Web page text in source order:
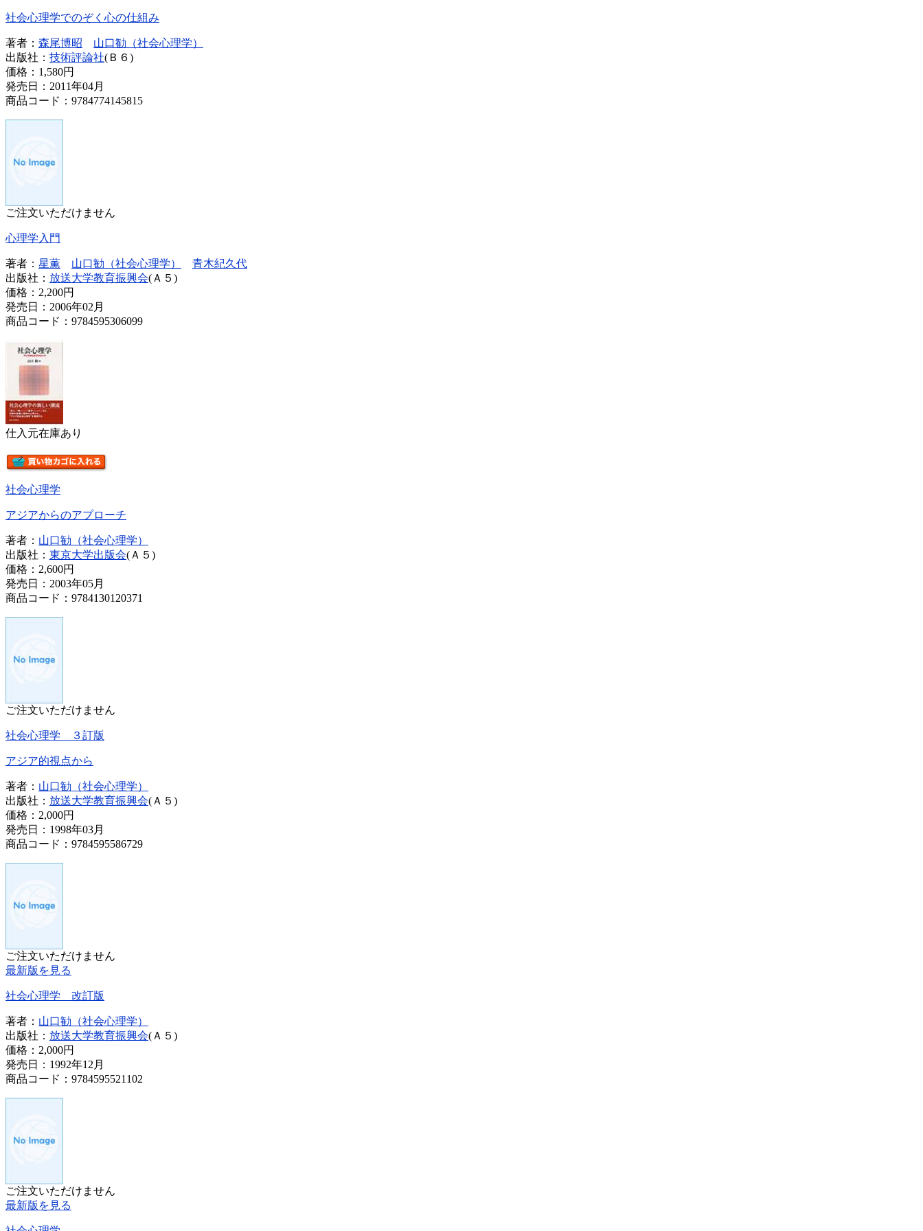
社会心理学でのぞく心の仕組み
著者： 森尾博昭
山口勧（社会心理学）
出版社： 技術評論社(Ｂ６)
価格： 1,580円
発売日：2011年04月
商品コード：9784774145815
ご注文いただけません
心理学入門
著者： 星薫 山口勧（社会心理学）
青木紀久代
出版社： 放送大学教育振興会(Ａ５)
価格： 2,200円
発売日：2006年02月
商品コード：9784595306099
仕入元在庫あり
社会心理学
アジアからのアプローチ
著者： 山口勧（社会心理学）
出版社： 東京大学出版会(Ａ５)
価格： 2,600円
発売日：2003年05月
商品コード：9784130120371
ご注文いただけません
社会心理学 ３訂版
アジア的視点から
著者： 山口勧（社会心理学）
出版社： 放送大学教育振興会(Ａ５)
価格： 2,000円
発売日：1998年03月
商品コード：9784595586729
ご注文いただけません
最新版を見る
社会心理学 改訂版
著者： 山口勧（社会心理学）
出版社： 放送大学教育振興会(Ａ５)
価格： 2,000円
発売日：1992年12月
商品コード：9784595521102
ご注文いただけません
最新版を見る